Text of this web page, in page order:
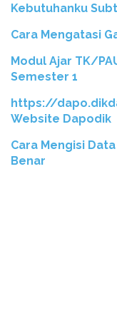
Kebutuhanku
Cara Mengatasi
Modul Ajar TK/
Semester 1
https://
Website Dapodik
Cara Mengisi
Benar